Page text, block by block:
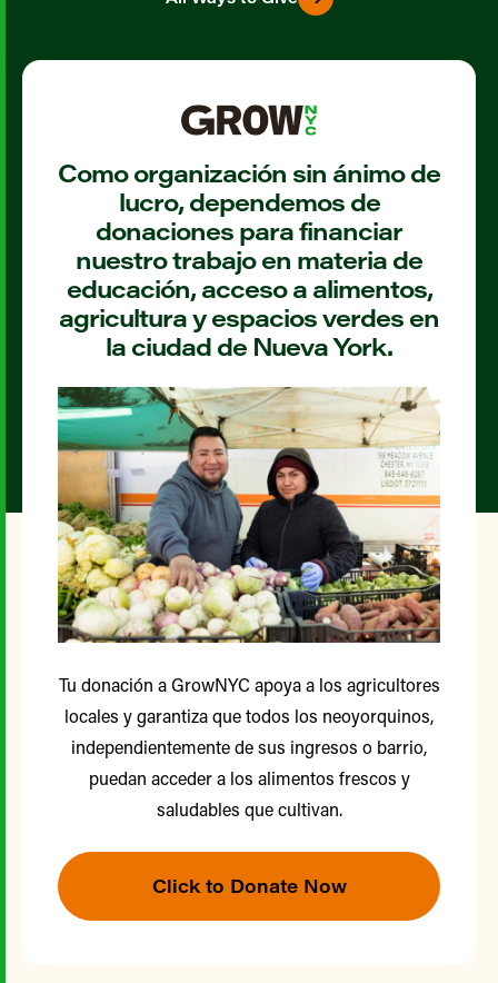
Como organización sin ánimo de
lucro, dependemos de
donaciones para financiar
nuestro trabajo en materia de
educación, acceso a alimentos,
agricultura y espacios verdes en
la ciudad de Nueva York.
Tu donación a GrowNYC apoya a los agricultores
locales y garantiza que todos los neoyorquinos,
independientemente de sus ingresos o barrio,
puedan acceder a los alimentos frescos y
saludables que cultivan.
Click to Donate Now